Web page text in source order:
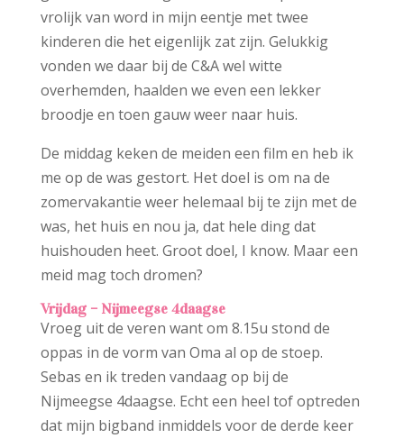
vrolijk van word in mijn eentje met twee
kinderen die het eigenlijk zat zijn. Gelukkig
vonden we daar bij de C&A wel witte
overhemden, haalden we even een lekker
broodje en toen gauw weer naar huis.
De middag keken de meiden een film en heb ik
me op de was gestort. Het doel is om na de
zomervakantie weer helemaal bij te zijn met de
was, het huis en nou ja, dat hele ding dat
huishouden heet. Groot doel, I know. Maar een
meid mag toch dromen?
Vrijdag – Nijmeegse 4daagse
Vroeg uit de veren want om 8.15u stond de
oppas in de vorm van Oma al op de stoep.
Sebas en ik treden vandaag op bij de
Nijmeegse 4daagse. Echt een heel tof optreden
dat mijn bigband inmiddels voor de derde keer